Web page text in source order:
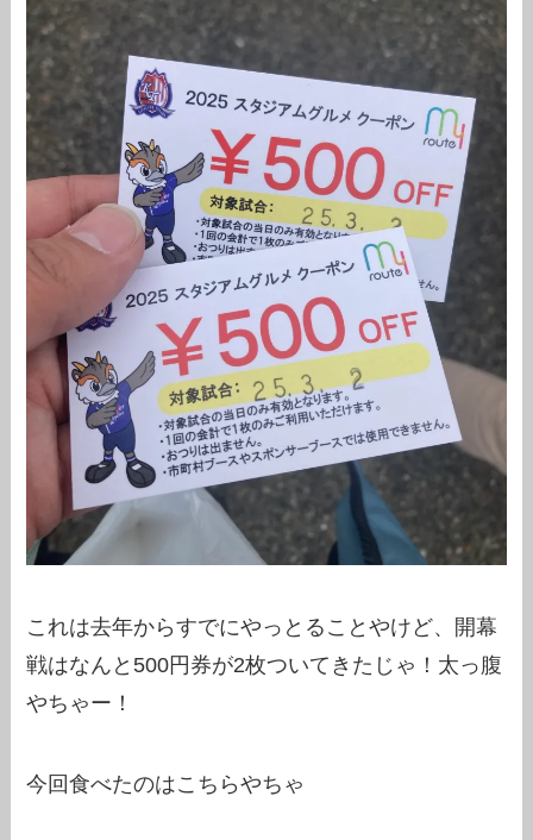
これは去年からすでにやっとることやけど、開幕
戦はなんと500円券が2枚ついてきたじゃ！太っ腹
やちゃー！
今回食べたのはこちらやちゃ